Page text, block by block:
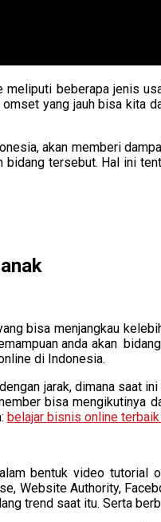
beberapa jenis
yang jauh bisa kita
akan memberi
tersebut. Hal ini
bisa menjangkau
anda akan
di Indonesia.
jarak, dimana saat
bisa
belajar bisnis online
bentuk video tutorial
Website Authority,
trend saat itu. Serta